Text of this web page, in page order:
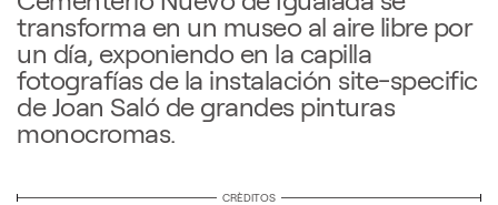
transforma en un museo al aire libre por
un día, exponiendo en la capilla
fotografías de la instalación site-specific
de Joan Saló de grandes pinturas
monocromas.
CRÈDITOS